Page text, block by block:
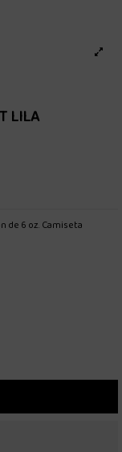
LILA
de 6 oz. Camiseta